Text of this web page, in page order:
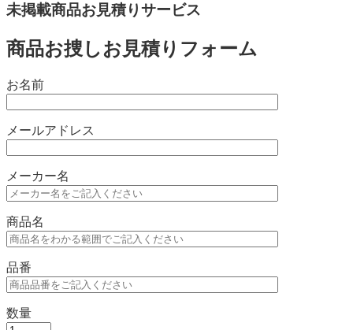
未掲載商品お見積りサービス
商品お捜しお見積りフォーム
お名前
メールアドレス
メーカー名
商品名
品番
数量